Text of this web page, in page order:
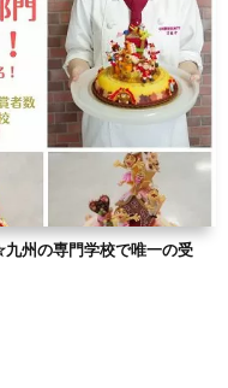
州の専門学校で唯一の受